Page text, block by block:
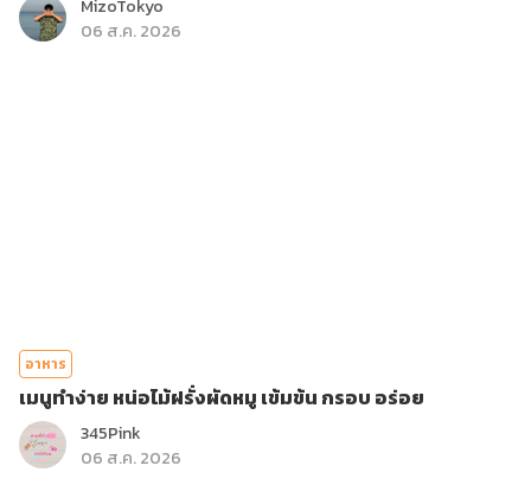
MizoTokyo
06 ส.ค. 2026
อาหาร
เมนูทำง่าย หน่อไม้ฝรั่งผัดหมู เข้มข้น กรอบ อร่อย
345Pink
06 ส.ค. 2026